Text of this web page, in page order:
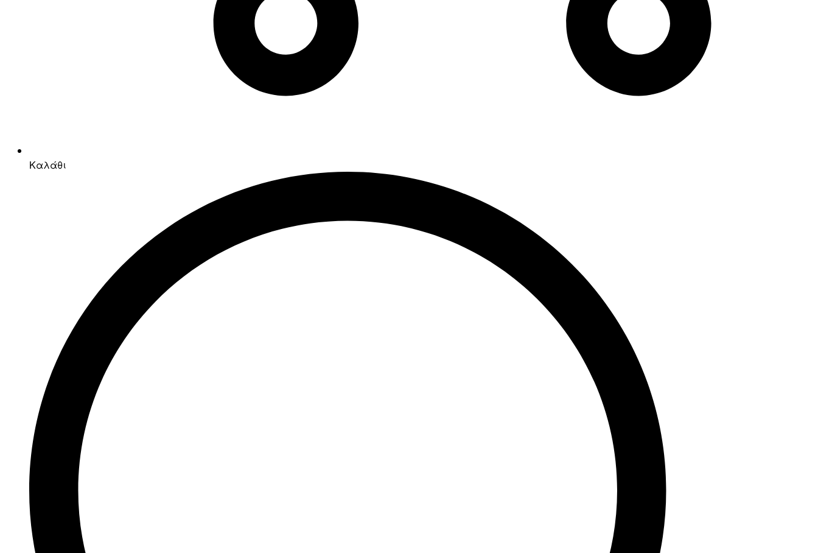
Καλάθι